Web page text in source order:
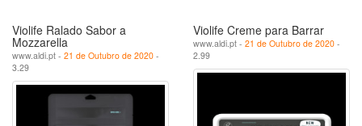
Violife Ralado Sabor a
Mozzarella
www.aldi.pt - 21 de Outubro de 2020 -
3.29
Violife Creme para Barrar
www.aldi.pt - 21 de Outubro de 2020 -
2.99